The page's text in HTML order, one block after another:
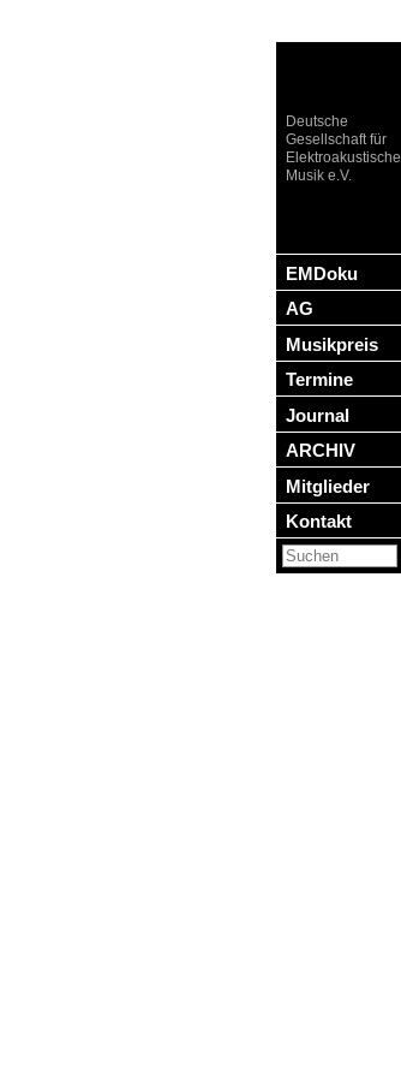
Deutsche
Gesellschaft für
Elektroakustische
Musik e.V.
EMDoku
AG
Musikpreis
Termine
Journal
ARCHIV
Mitglieder
Kontakt